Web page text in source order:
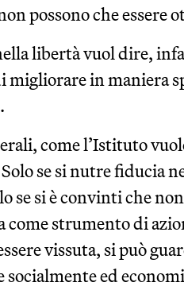
possono che essere
libertà vuol dire,
migliorare in maniera
come l’Istituto
se si nutre fiducia
se si è convinti che
come strumento di
vissuta, si può
socialmente ed